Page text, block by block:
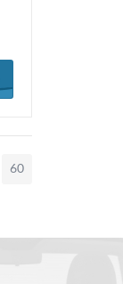
60